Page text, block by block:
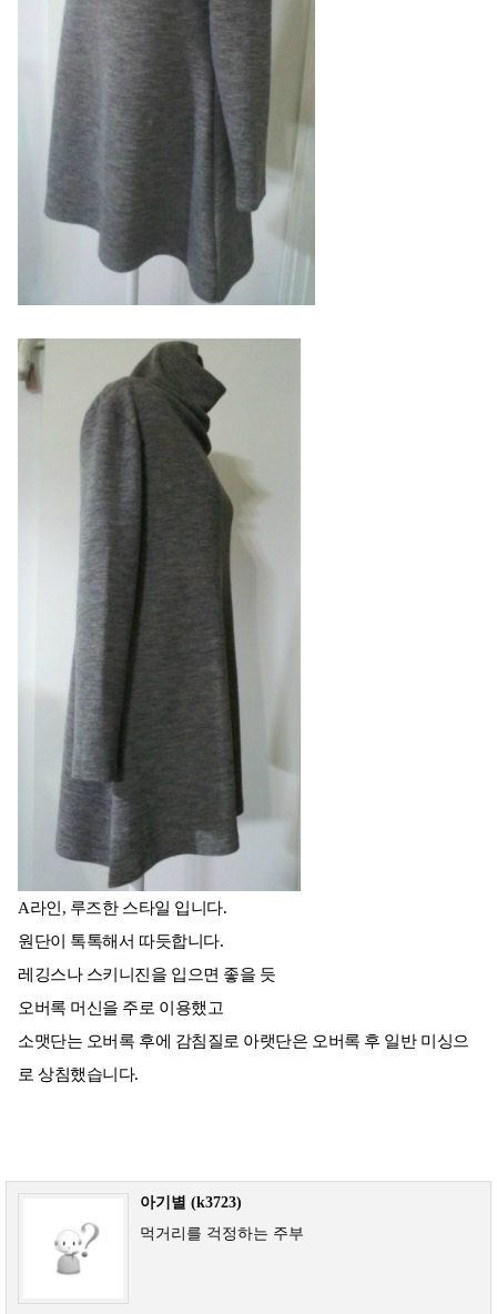
A라인, 루즈한 스타일 입니다.
원단이 톡톡해서 따듯합니다.
레깅스나 스키니진을 입으면 좋을 듯
오버록 머신을 주로 이용했고
소맷단는 오버록 후에 감침질로 아랫단은 오버록 후 일반 미싱으
로 상침했습니다.
아기별 (k3723)
먹거리를 걱정하는 주부